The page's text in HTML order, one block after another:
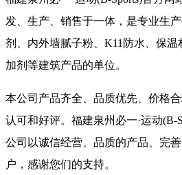
发、生产、销售于一体，是专业生
剂、内外墙腻子粉、K11防水、保
加剂等建筑产品的单位。
本公司产品齐全、品质优先、价格
认可和好评。福建泉州必一·运动(B-
公司以诚信经营、品质的产品、完
户，感谢您们的支持。